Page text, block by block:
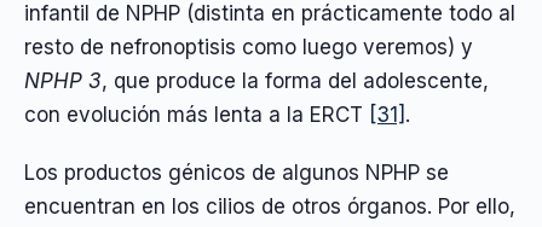
infantil de NPHP (distinta en prácticamente todo al
resto de nefronoptisis como luego veremos) y
NPHP 3, que produce la forma del adolescente,
con evolución más lenta a la ERCT [31] .
Los productos génicos de algunos NPHP se
encuentran en los cilios de otros órganos. Por ello,